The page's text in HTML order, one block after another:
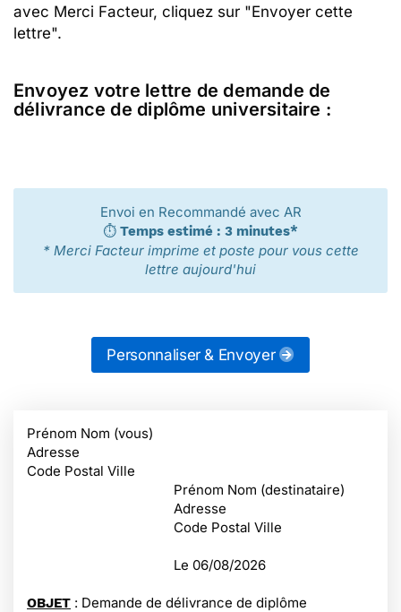
avec Merci Facteur, cliquez sur "Envoyer cette
lettre".
Envoyez votre lettre de demande de
délivrance de diplôme universitaire :
Envoi en Recommandé avec AR
⏱️ Temps estimé : 3 minutes*
* Merci Facteur imprime et poste pour vous cette
lettre aujourd'hui
Personnaliser & Envoyer
Prénom Nom (vous)
Adresse
Code Postal Ville
Prénom Nom (destinataire)
Adresse
Code Postal Ville
Le 06/08/2026
OBJET : Demande de délivrance de diplôme